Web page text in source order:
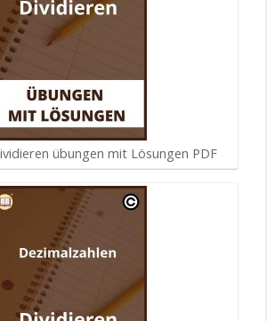
übungen mit Lösungen PDF